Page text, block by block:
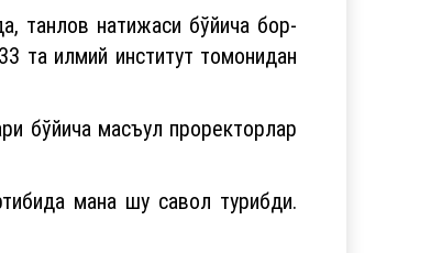
та илмий институт томонидан
бўйича масъул проректорлар
мана шу савол турибди.
илмий институтларга